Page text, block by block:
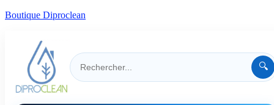
Boutique Diproclean
🔍